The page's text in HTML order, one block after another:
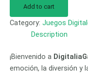
Add to cart
Category: Juegos
Description
¡Bienvenido a
emoción, la diversión y